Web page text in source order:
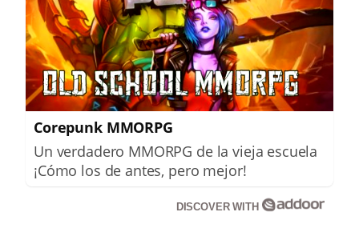
Corepunk MMORPG
Un verdadero MMORPG de la vieja escuela
¡Cómo los de antes, pero mejor!
DISCOVER WITH